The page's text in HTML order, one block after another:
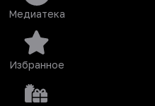
Медиатека
Избранное